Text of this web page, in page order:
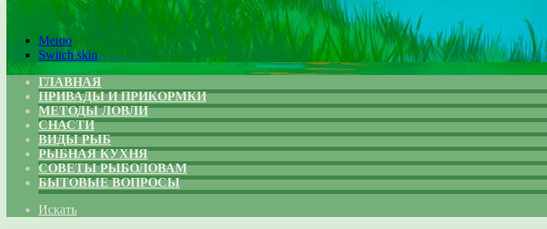
Меню
Switch skin
ГЛАВНАЯ
ПРИВАДЫ И ПРИКОРМКИ
МЕТОДЫ ЛОВЛИ
СНАСТИ
ВИДЫ РЫБ
РЫБНАЯ КУХНЯ
СОВЕТЫ РЫБОЛОВАМ
БЫТОВЫЕ ВОПРОСЫ
Искать